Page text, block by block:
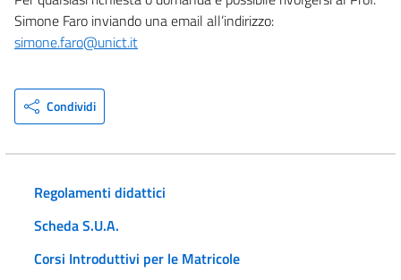
Simone Faro inviando una email all’indirizzo:
simone.faro@unict.it
Condividi
Regolamenti didattici
Scheda S.U.A.
Corsi Introduttivi per le Matricole